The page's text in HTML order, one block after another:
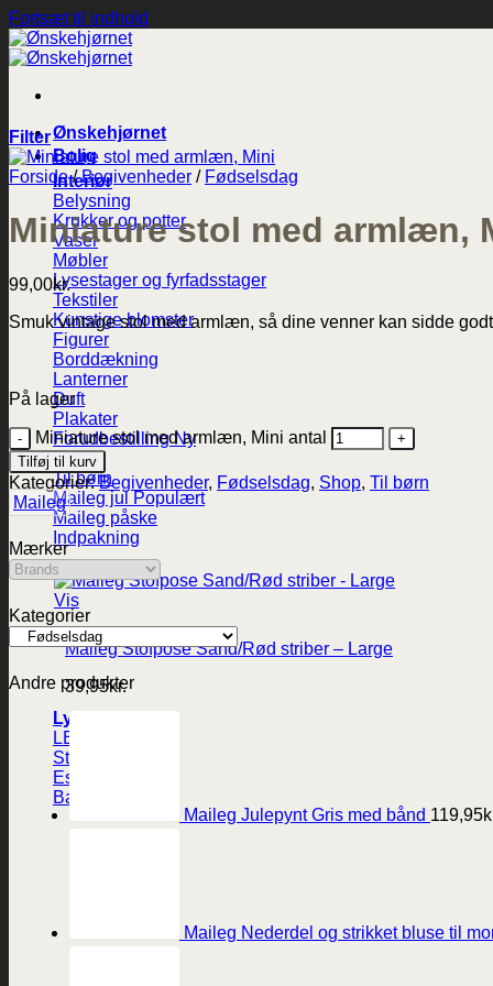
Fortsæt til indhold
Ønskehjørnet
Bolig
Interiør
Belysning
Krukker og potter
Vaser
Møbler
Lysestager og fyrfadsstager
Tekstiler
Kunstige blomster
Figurer
Borddækning
Lanterner
Duft
Plakater
Forudbestilling
Maileg
Til børn
Maileg jul
Maileg påske
Indpakning
Vis
Maileg Stofpose Sand/Rød striber – Large
39,95kr.
Lys
LED-lys
Stearinlys
Ester og Erik lys
Batterier
Filter
Forside / Begivenheder / Fødselsdag
Miniature stol med armlæn,
99,00kr.
Smuk vintage stol med armlæn, så dine venner kan sidde
På lager
Miniature stol med armlæn, Mini antal
Tilføj til kurv
Kategorier:Begivenheder, Fødselsdag, Shop, Til børn
Maileg
Mærker
Kategorier
Andre produkter
Maileg Julepynt Gris med bånd 119,95
Maileg Nederdel og strikket bluse til